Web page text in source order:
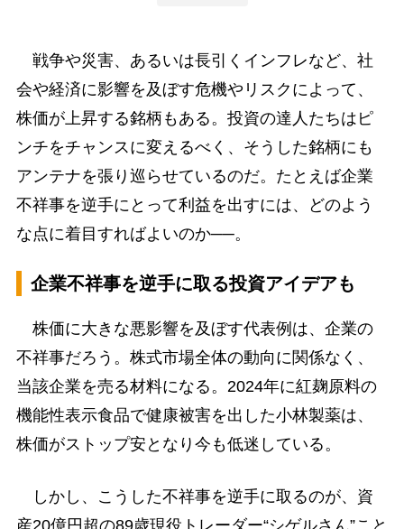
戦争や災害、あるいは長引くインフレなど、社
会や経済に影響を及ぼす危機やリスクによって、
株価が上昇する銘柄もある。投資の達人たちはピ
ンチをチャンスに変えるべく、そうした銘柄にも
アンテナを張り巡らせているのだ。たとえば企業
不祥事を逆手にとって利益を出すには、どのよう
な点に着目すればよいのか──。
企業不祥事を逆手に取る投資アイデアも
株価に大きな悪影響を及ぼす代表例は、企業の
不祥事だろう。株式市場全体の動向に関係なく、
当該企業を売る材料になる。2024年に紅麹原料の
機能性表示食品で健康被害を出した小林製薬は、
株価がストップ安となり今も低迷している。
しかし、こうした不祥事を逆手に取るのが、資
産20億円超の89歳現役トレーダー“シゲルさん”こと